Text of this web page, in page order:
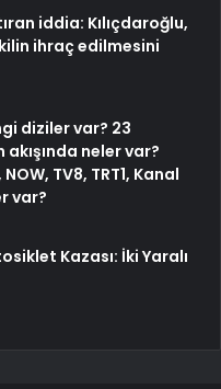
iddia: Kılıçdaroğlu,
ihraç edilmesini
diziler var? 23
akışında neler var?
TV8, TRT1, Kanal
var?
Kazası: İki Yaralı